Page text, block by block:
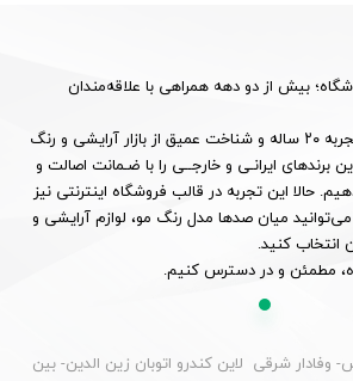
بیش از دو دهه همراهی با علاقه‌مندان
ما در ایرج گالری با تکیه بر تجربه ۲۰ ساله و شناخت عمیق از بازار آرایشی و رنگ
برندهای ایرانـی و خارجــی را با ضـمانت اصالت و
حالا این تجربه در قالب فروشگاه اینترنتی نیز
میان صدها مدل رنگ مو، لوازم آرایشی و
کنید.
مطمئن و در دسترس کنیم.
وفادار شرقی لاین کندرو اتوبان زین الدین- بین